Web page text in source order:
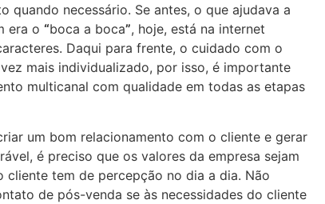
quando necessário. Se antes, o que ajudava a
era o “boca a boca”, hoje, está na internet
Daqui para frente, o cuidado com o
mais individualizado, por isso, é importante
multicanal com qualidade em todas as etapas
um bom relacionamento com o cliente e gerar
é preciso que os valores da empresa sejam
cliente tem de percepção no dia a dia. Não
de pós-venda se às necessidades do cliente